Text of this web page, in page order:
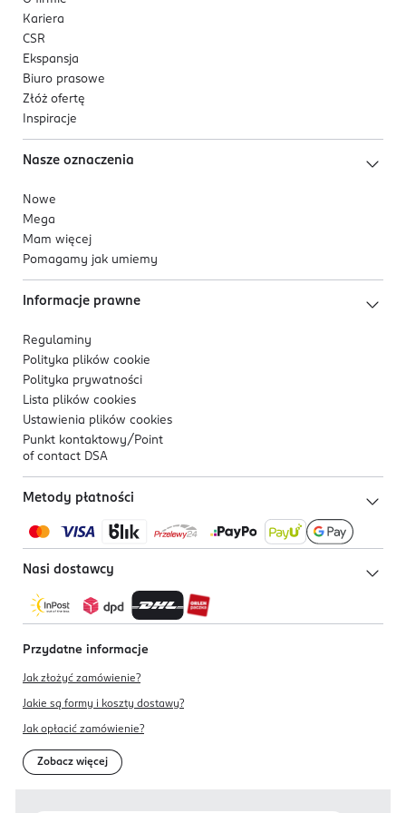
podłogę (nie stawiać np. na dywanie).
Nigdy nie należy rozpoczynać odchudzania lub
ćwiczeń wyłącznie na podstawie oceny
parametrów z analizatora WA-200BT. Należy
Procentowa zawartość tkanki tłuszczowej oraz
zatrzymanie wody, z przyczyn, tj. spożycie
alkoholu, menstruacja, choroba, ciężkie ćwiczenia
Stosować wyłącznie zalecane baterie, nie
wrzucać ich do ognia.
Urządzenie to nie zostało przewidziane do użytku
przez osoby (w tym dzieci) o ograniczonych
zdolnościach fizycznych, sensorycznych lub
umysłowych, lub przez osoby nieposiadające
doświadczenia bądź wiedzy, chyba że mogą
ich bezpieczeństwo, nadzór lub wcześniejsze
urządzenia.
pokaleczeniem odłamkami szkła.
To urządzenie może być używane wyłącznie
zgodnie z jego przeznaczeniem opisanym w
przez nieprawidłowe użytkowanie urządzenia.
Urządzenie posiada wrażliwe elementy i musi być
obsługiwane z ostrożnością.
Należy przestrzegać warunków przechowywania i
Kariera
CSR
Ekspansja
Biuro prasowe
Złóż ofertę
Inspiracje
Nasze oznaczenia
Nowe
Mega
Mam więcej
Pomagamy jak umiemy
Informacje prawne
Regulaminy
Polityka plików cookie
Polityka prywatności
Lista plików cookies
Ustawienia plików cookies
Punkt kontaktowy/ Point
of contact DSA
Metody płatności
Nasi dostawcy
Przydatne informacje
Jak złożyć zamówienie?
Jakie są formy i koszty dostawy?
Jak opłacić zamówienie?
Zobacz więcej